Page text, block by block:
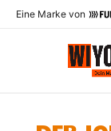
Eine Marke von